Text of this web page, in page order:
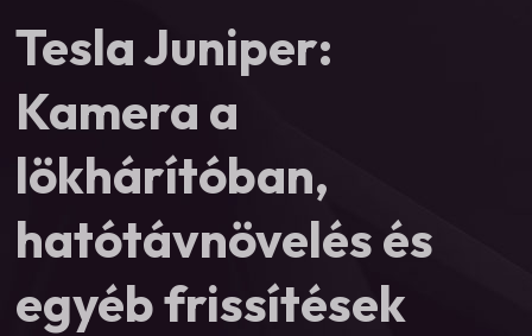
Tesla Juniper:
Kamera a
lökhárítóban,
hatótávnövelés és
egyéb frissítések